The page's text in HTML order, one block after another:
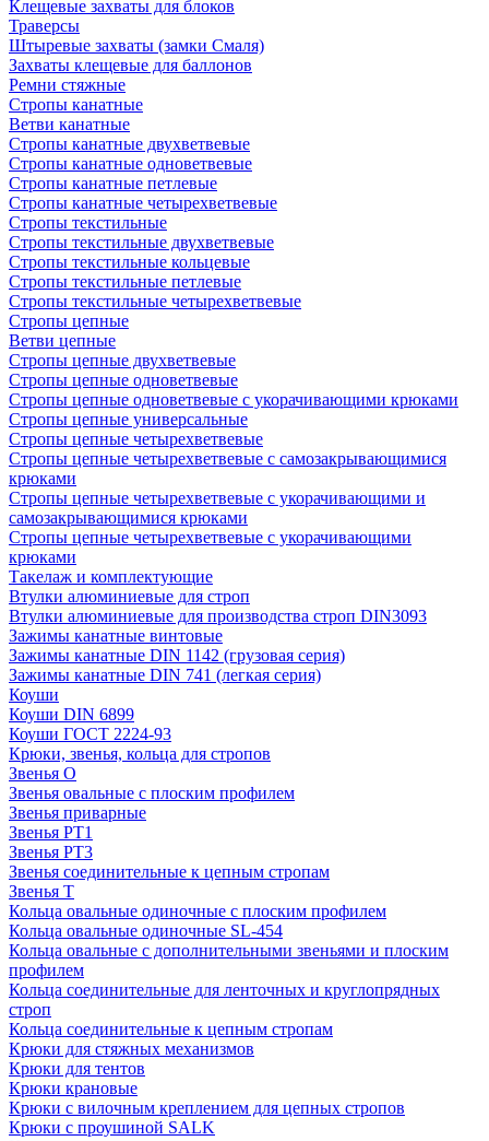
Клещевые захваты для блоков
Траверсы
Штыревые захваты (замки Смаля)
Захваты клещевые для баллонов
Ремни стяжные
Стропы канатные
Ветви канатные
Стропы канатные двухветвевые
Стропы канатные одноветвевые
Стропы канатные петлевые
Стропы канатные четырехветвевые
Стропы текстильные
Стропы текстильные двухветвевые
Стропы текстильные кольцевые
Стропы текстильные петлевые
Стропы текстильные четырехветвевые
Стропы цепные
Ветви цепные
Стропы цепные двухветвевые
Стропы цепные одноветвевые
Стропы цепные одноветвевые с укорачивающими крюками
Стропы цепные универсальные
Стропы цепные четырехветвевые
Стропы цепные четырехветвевые с самозакрывающимися
крюками
Стропы цепные четырехветвевые с укорачивающими и
самозакрывающимися крюками
Стропы цепные четырехветвевые с укорачивающими
крюками
Такелаж и комплектующие
Втулки алюминиевые для строп
Втулки алюминиевые для производства строп DIN3093
Зажимы канатные винтовые
Зажимы канатные DIN 1142 (грузовая серия)
Зажимы канатные DIN 741 (легкая серия)
Коуши
Коуши DIN 6899
Коуши ГОСТ 2224-93
Крюки, звенья, кольца для стропов
Звенья О
Звенья овальные с плоским профилем
Звенья приварные
Звенья РТ1
Звенья РТ3
Звенья соединительные к цепным стропам
Звенья Т
Кольца овальные одиночные c плоским профилем
Кольца овальные одиночные SL-454
Кольца овальные с дополнительными звеньями и плоским
профилем
Кольца соединительные для ленточных и круглопрядных
строп
Кольца соединительные к цепным стропам
Крюки для стяжных механизмов
Крюки для тентов
Крюки крановые
Крюки с вилочным креплением для цепных стропов
Крюки с проушиной SALK